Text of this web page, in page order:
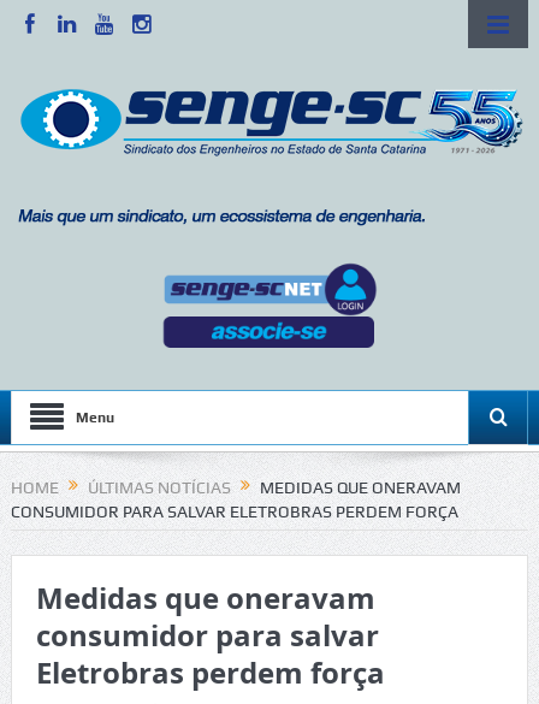
Menu
HOME ÚLTIMAS NOTÍCIAS
MEDIDAS QUE ONERAVAM
CONSUMIDOR PARA SALVAR ELETROBRAS PERDEM FORÇA
Medidas que oneravam
consumidor para salvar
Eletrobras perdem força